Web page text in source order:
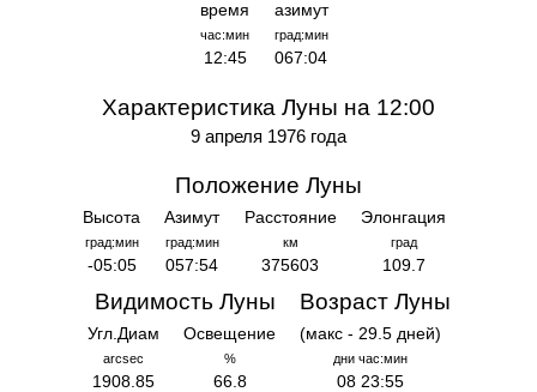
время
час:мин
12:45
азимут
град:мин
067:04
Характеристика Луны на 12:00
9 апреля 1976 года
Положение Луны
Высота
град:мин
-05:05
Азимут
град:мин
057:54
Расстояние
км
375603
Элонгация
град
109.7
Видимость Луны
Угл.Диам
arcsec
1908.85
Освещение
%
66.8
Возраст Луны
(макс - 29.5 дней)
дни час:мин
08 23:55